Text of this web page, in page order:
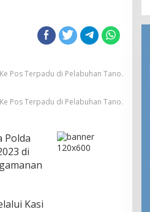
Pos Terpadu di Pelabuhan Tano.
Pos Terpadu di Pelabuhan Tano.
Polda
di
Kasi